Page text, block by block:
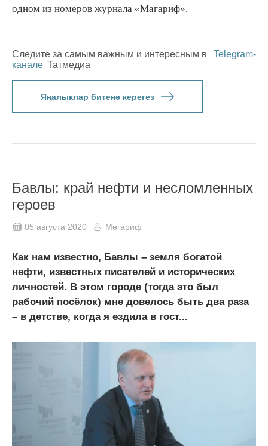
одном из номеров журнала «Магариф».
Следите за самым важным и интересным в
Telegram-
канале Татмедиа
Яңалыклар битенә керегез
Бавлы: край нефти и несломленных
героев
05 августа 2020 Мәгариф
Как нам известно, Бавлы – земля богатой
нефти, известных писателей и исторических
личностей. В этом городе (тогда это был
рабочий посёлок) мне довелось быть два раза
– в детстве, когда я ездила в гост...